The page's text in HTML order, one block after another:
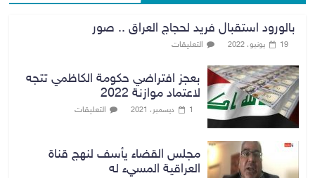
بالورود استقبال فريد لحجاج العراق .. صور
19 يونيو، 2022 التعليقات
بعجز افتراضي حكومة الكاظمي تتجه
لاعتماد موازنة 2022
1 ديسمبر، 2021 التعليقات
مجلس القضاء يأسف لنهج قناة
العراقية المسيء له